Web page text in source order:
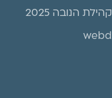
הנובה 2025